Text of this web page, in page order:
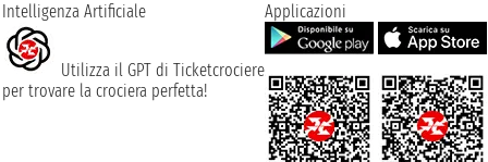
Intelligenza Artificiale
Utilizza il GPT di Ticketcrociere
per trovare la crociera perfetta!
Applicazioni